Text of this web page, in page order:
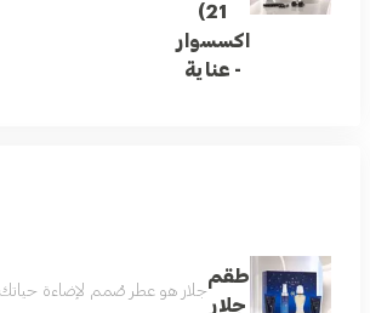
21)
اكسسوار
- عناية
طقم
جلار
جلار هو عطر صُمم لإضاءة حياتك مع